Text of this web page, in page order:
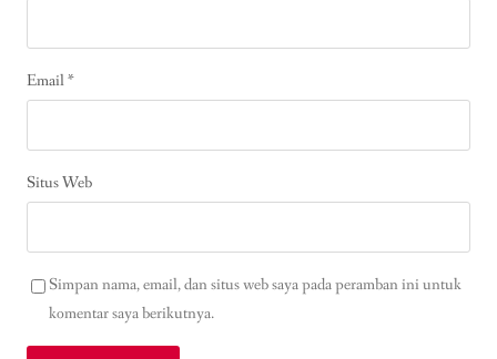
Email*
Situs Web
Simpan nama, email, dan situs web saya pada peramban ini untuk
komentar saya berikutnya.